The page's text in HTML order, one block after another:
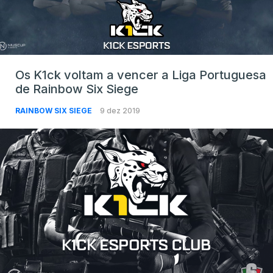
Os K1ck voltam a vencer a Liga Portuguesa
de Rainbow Six Siege
RAINBOW SIX SIEGE 9 dez 2019